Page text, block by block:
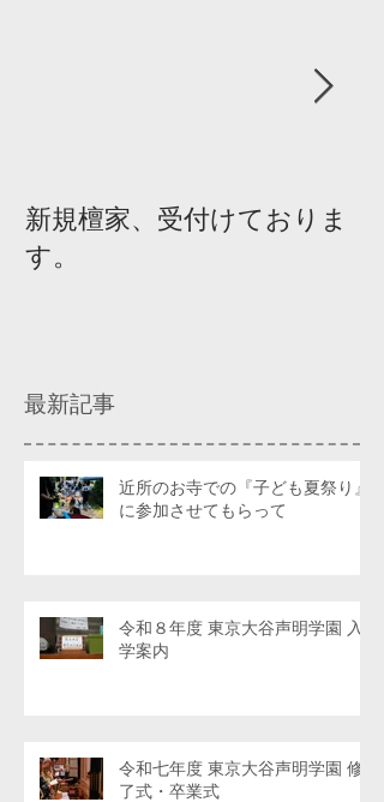
新規檀家、受付けておりま
す。
最新記事
近所のお寺での『子ども夏祭り』
に参加させてもらって
令和８年度 東京大谷声明学園 入
学案内
令和七年度 東京大谷声明学園 修
了式・卒業式